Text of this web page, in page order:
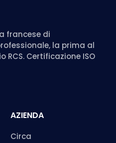
francese di
la prima al
RCS. Certificazione ISO
AZIENDA
Circa